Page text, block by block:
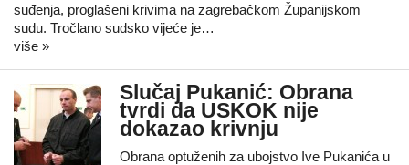
suđenja, proglašeni krivima na zagrebačkom Županijskom
sudu. Tročlano sudsko vijeće je…
više »
Slučaj Pukanić: Obrana
tvrdi da USKOK nije
dokazao krivnju
Obrana optuženih za ubojstvo Ive Pukanića u